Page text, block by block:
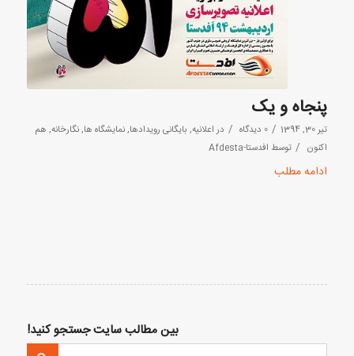
پنجاه و یک
تیر 30, 1394 / 0 دیدگاه / در اعلانیه, بایگانی رویدادها,نمایشگاه ها,نگارخانه, هم
اکنون / توسط افدستا-Afdesta
ادامه مطلب
بین مطالب سایت جستجو کنید!